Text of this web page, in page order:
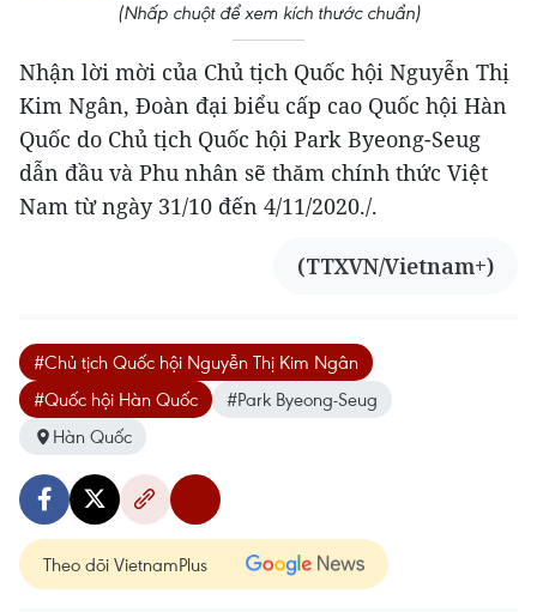
(Nhấp chuột để xem kích thước chuẩn)
Nhận lời mời của Chủ tịch Quốc hội Nguyễn Thị
Kim Ngân, Đoàn đại biểu cấp cao Quốc hội Hàn
Quốc do Chủ tịch Quốc hội Park Byeong-Seug
dẫn đầu và Phu nhân sẽ thăm chính thức Việt
Nam từ ngày 31/10 đến 4/11/2020./.
(TTXVN/Vietnam+)
#Chủ tịch Quốc hội Nguyễn Thị Kim Ngân
#Quốc hội Hàn Quốc
#Park Byeong-Seug
Hàn Quốc
Theo dõi VietnamPlus